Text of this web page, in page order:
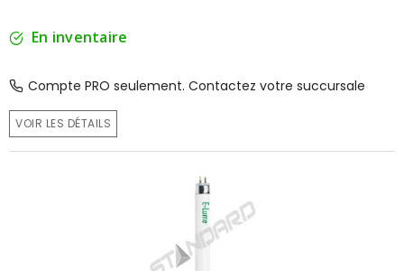
En inventaire
Compte PRO seulement. Contactez votre succursale
VOIR LES DÉTAILS